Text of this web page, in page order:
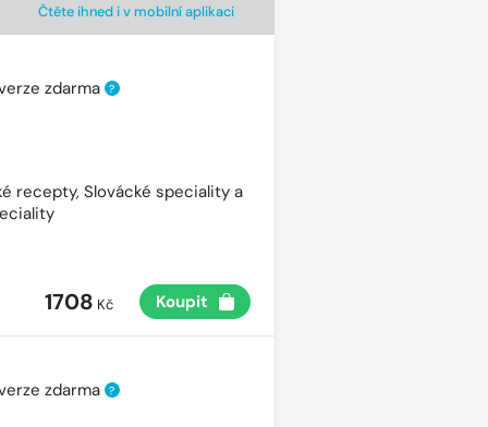
Čtěte ihned i v mobilní aplikaci
zdarma ?
recepty, Slovácké speciality a
1708 Kč Koupit
zdarma ?